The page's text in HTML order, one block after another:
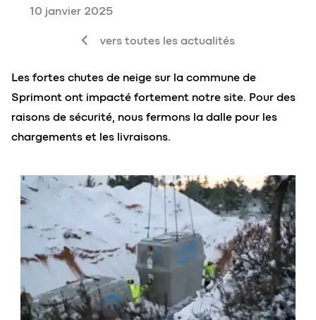
10 janvier 2025
vers toutes les actualités
Les fortes chutes de neige sur la commune de
Sprimont ont impacté fortement notre site. Pour des
raisons de sécurité, nous fermons la dalle pour les
chargements et les livraisons.